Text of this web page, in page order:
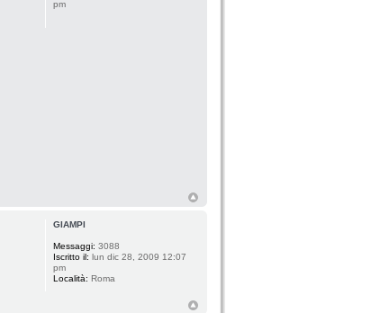
pm
GIAMPI
Messaggi: 3088
Iscritto il: lun dic 28, 2009 12:07
pm
Località: Roma